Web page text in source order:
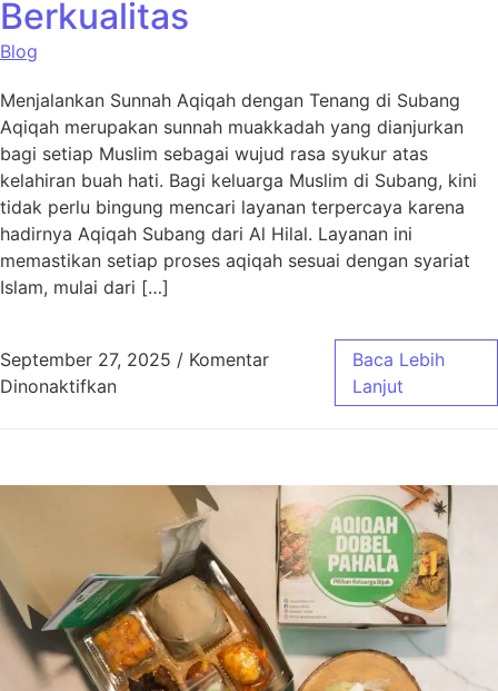
Berkualitas
Blog
Menjalankan Sunnah Aqiqah dengan Tenang di Subang
Aqiqah merupakan sunnah muakkadah yang dianjurkan
bagi setiap Muslim sebagai wujud rasa syukur atas
kelahiran buah hati. Bagi keluarga Muslim di Subang, kini
tidak perlu bingung mencari layanan terpercaya karena
hadirnya Aqiqah Subang dari Al Hilal. Layanan ini
memastikan setiap proses aqiqah sesuai dengan syariat
Islam, mulai dari […]
September 27, 2025 / Komentar
Dinonaktifkanpada Aqiqah Subang Sesuai Syariat dengan
Baca Lebih
Lanjut